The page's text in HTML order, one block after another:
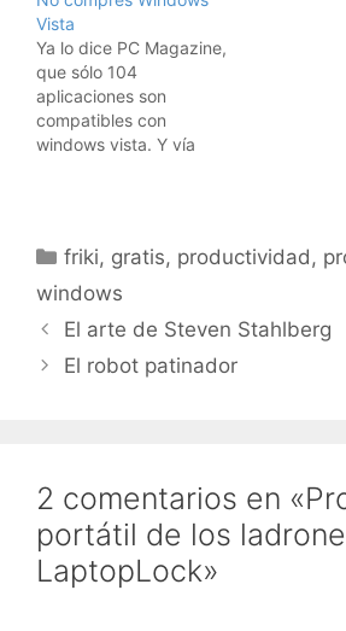
Vista
Ya lo dice PC Magazine,
que sólo 104
aplicaciones son
compatibles con
windows vista. Y vía
Windows Vista y los que
no. Y hay muchos que
todo esto, y a persar de
que…
Categorías
friki, gratis, productividad,
windows
El arte de Steven Stahlberg
El robot patinador
2 comentarios en
portátil de los
LaptopLock»